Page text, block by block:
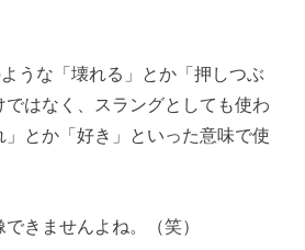
うな「壊れる」とか「押しつぶ
はなく、スラングとしても使わ
とか「好き」といった意味で使
きませんよね。（笑）